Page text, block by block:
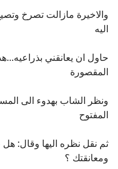
والاخيرة مازالت تصرخ
اليه
حاول ان يعانقني
المقصورة
ونظر الشاب بهدوء الى
المفتوح
ثم نقل نظره اليها وقال:
ومعانقتك ؟